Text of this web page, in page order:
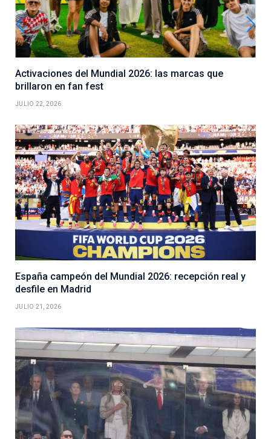
Activaciones del Mundial 2026: las marcas que
brillaron en fan fest
JULIO 22, 2026
España campeón del Mundial 2026: recepción real y
desfile en Madrid
JULIO 21, 2026